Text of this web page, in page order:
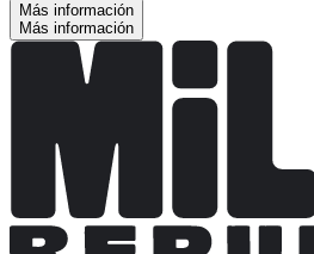
Más información
Más información